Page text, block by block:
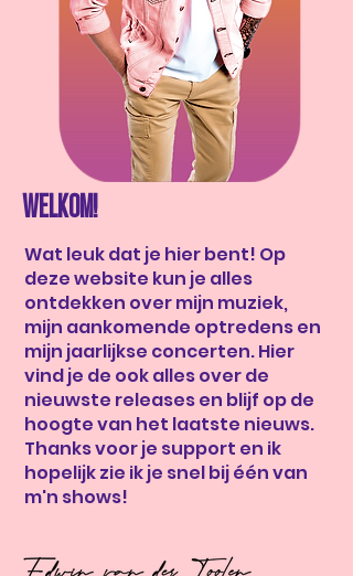
WELKOM!
Wat leuk dat je hier bent! Op
deze website kun je alles
ontdekken over mijn muziek,
mijn aankomende optredens en
mijn jaarlijkse concerten. Hier
vind je de ook alles over de
nieuwste releases en blijf op de
hoogte van het laatste nieuws.
Thanks voor je support en ik
hopelijk zie ik je snel bij één van
m'n shows!